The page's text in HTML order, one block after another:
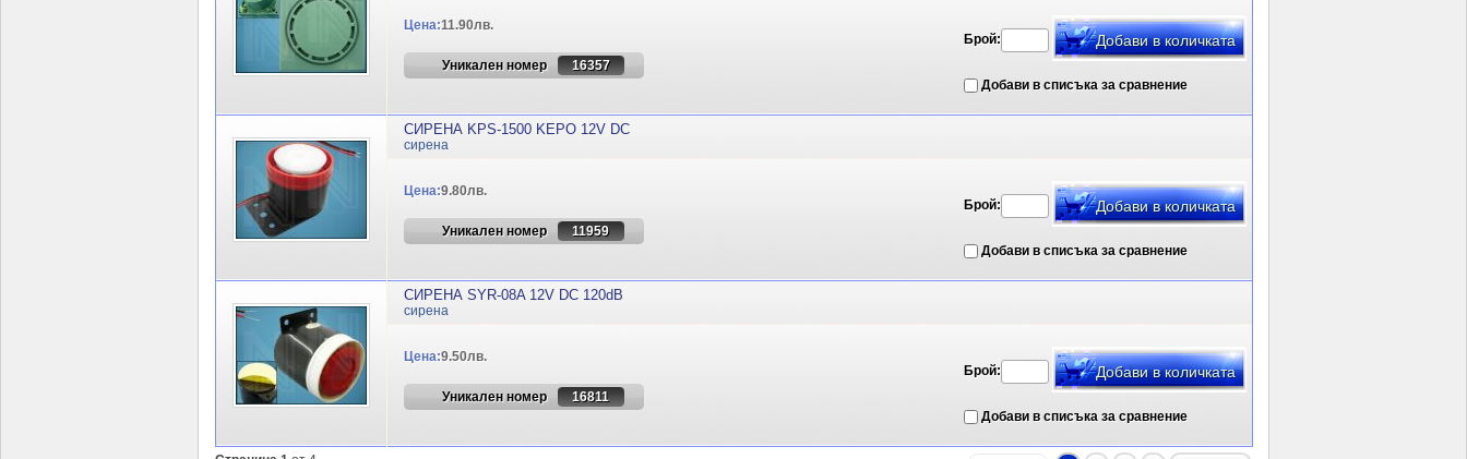
Брой:
Добави в списъка за сравнение
Цена:11.90лв.
Уникален номер 16357
СИРЕНА KPS-1500 KEPO 12V DC
сирена
Брой:
Добави в списъка за сравнение
Цена:9.80лв.
Уникален номер 11959
СИРЕНА SYR-08A 12V DC 120dB
сирена
Брой:
Добави в списъка за сравнение
Цена:9.50лв.
Уникален номер 16811